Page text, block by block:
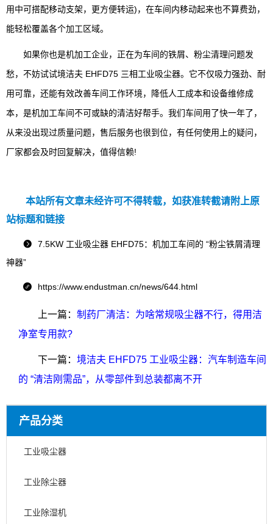
用中可搭配移动支架，更方便转运)，在车间内移动起来也不算费劲，
能轻松覆盖各个加工区域。
如果你也是机加工企业，正在为车间的铁屑、粉尘清理问题发
愁，不妨试试境洁夫 EHFD75 三相工业吸尘器。它不仅吸力强劲、耐
用可靠，还能有效改善车间工作环境，降低人工成本和设备维修成
本，是机加工车间不可或缺的清洁好帮手。我们车间用了快一年了，
从来没出现过质量问题，售后服务也很到位，有任何使用上的疑问，
厂家都会及时回复解决，值得信赖!
本站所有文章未经许可不得转载，如获准转截请附上原
站标题和链接

7.5KW 工业吸尘器 EHFD75：机加工车间的 “粉尘铁屑清理
神器”
 https://www.endustman.cn/news/644.html
上一篇： 制药厂清洁：为啥常规吸尘器不行，得用洁
净室专用款?
下一篇： 境洁夫 EHFD75 工业吸尘器：汽车制造车间
的 “清洁刚需品”，从零部件到总装都离不开
产品分类
工业吸尘器
工业除尘器
工业除湿机